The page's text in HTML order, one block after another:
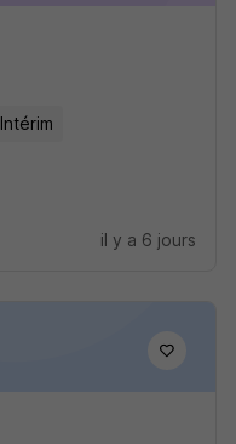
Intérim
il y a 6 jours